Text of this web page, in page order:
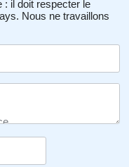
: il doit respecter le
Nous ne travaillons